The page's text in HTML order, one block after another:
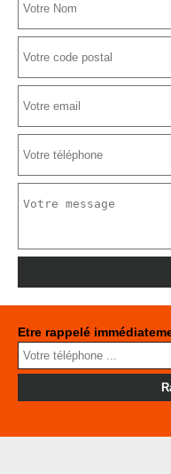
Etre rappelé